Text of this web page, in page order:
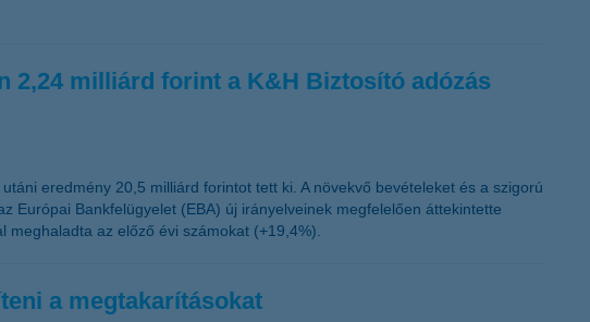
2,24 milliárd forint a K&H Biztosító adózás
eredmény 20,5 milliárd forintot tett ki. A növekvő bevételeket és a szigorú
Európai Bankfelügyelet (EBA) új irányelveinek megfelelően áttekintette
az előző évi számokat (+19,4%).
a megtakarításokat